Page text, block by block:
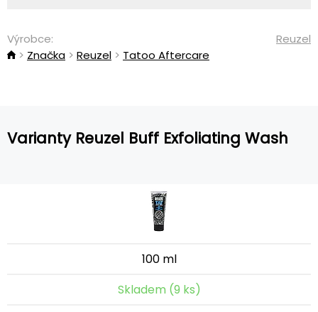
Výrobce:
Reuzel
Značka
Reuzel Tatoo Aftercare
Varianty Reuzel Buff Exfoliating Wash
100 ml
Skladem (9 ks)